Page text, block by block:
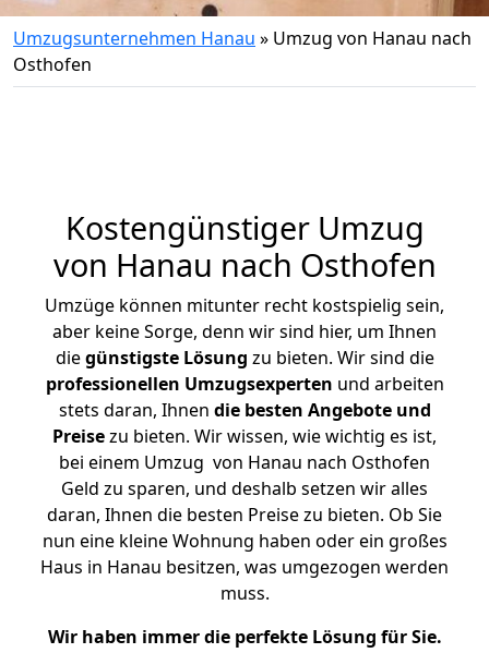
Umzugsunternehmen Hanau » Umzug von Hanau nach
Osthofen
Kostengünstiger Umzug
von Hanau nach Osthofen
Umzüge können mitunter recht kostspielig sein,
aber keine Sorge, denn wir sind hier, um Ihnen
diegünstigste Lösung zu bieten. Wir sind die
professionellen Umzugsexperten und arbeiten
stets daran, Ihnen die besten Angebote und
Preisezu bieten. Wir wissen, wie wichtig es ist,
bei einem Umzug von Hanau nach Osthofen
Geld zu sparen, und deshalb setzen wir alles
daran, Ihnen die besten Preise zu bieten. Ob Sie
nun eine kleine Wohnung haben oder ein großes
Haus in Hanau besitzen, was umgezogen werden
muss.
Wir haben immer die perfekte Lösung für Sie.